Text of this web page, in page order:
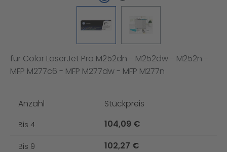
für Color LaserJet Pro M252dn - M252dw - M252n -
MFP M277c6 - MFP M277dw - MFP M277n
Anzahl Stückpreis
Bis 4 104,09 €
Bis 9 102,27 €